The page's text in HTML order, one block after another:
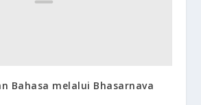
Bahasa melalui Bhasarnava